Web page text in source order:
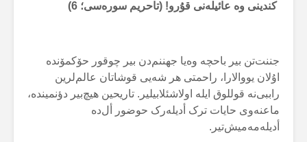
کندینی وە عائیلەنی قۇرو! (تاحریم سورەسی؛ 6)
جننت‌تن بیر باحچە وەیا جهننم‌دن بیر چوقور حۆکمۆندە
اۇلان یووالارا، راحمتی هر شەیی قوشاتان عالم‌لرین
راببی‌نە قوللوق ایلە اولاشئلابیلیر. تاریحین هیچ‌بیر دؤنمیندە،
ماعنەوی حایات ترک أدیلەرک حوضور أل‌دە
أدیلەمەمیش‌تیر.